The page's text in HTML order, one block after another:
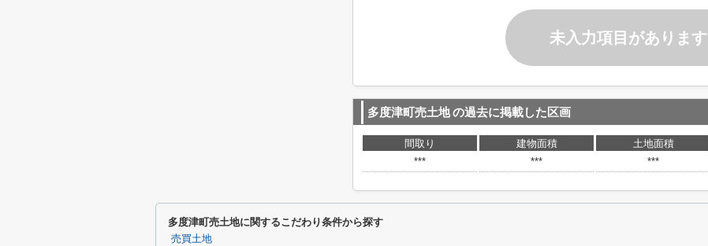
未入力項目があります
多度津町売土地の過去に掲載した区画
間取り 建物面積 土地面積
***
*** ***
多度津町売土地に関するこだわり条件から探す
売買土地